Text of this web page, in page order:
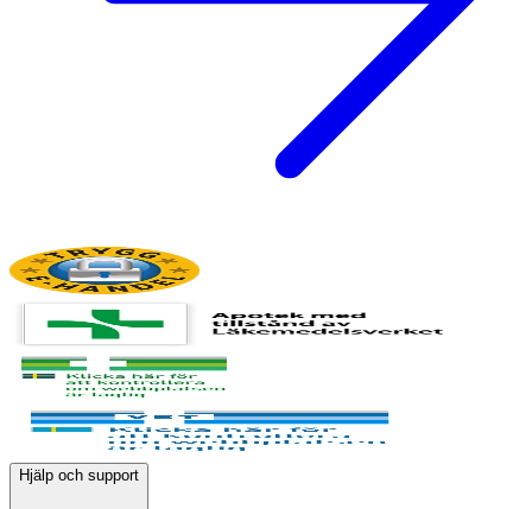
Hjälp och support